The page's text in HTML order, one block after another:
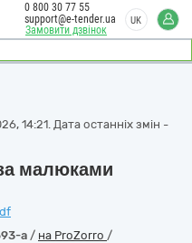
Замовити дзвінок
0 800 30 77 55
support@e-tender.ua
UK
14:21. Дата останніх змін -
малюками
a / на ProZorro /